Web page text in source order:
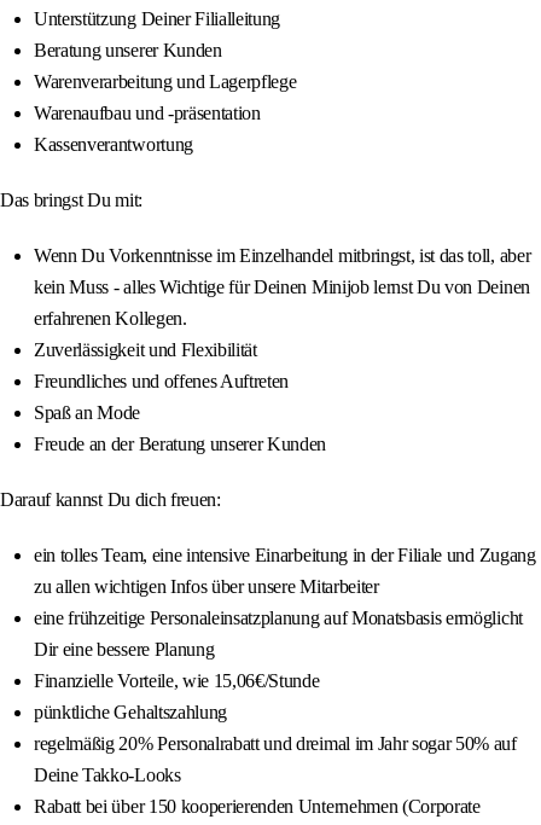
Unterstützung Deiner Filialleitung
Beratung unserer Kunden
Warenverarbeitung und Lagerpflege
Warenaufbau und -präsentation
Kassenverantwortung
Das bringst Du mit:
Wenn Du Vorkenntnisse im Einzelhandel mitbringst, ist das toll, aber
kein Muss - alles Wichtige für Deinen Minijob lernst Du von Deinen
erfahrenen Kollegen.
Zuverlässigkeit und Flexibilität
Freundliches und offenes Auftreten
Spaß an Mode
Freude an der Beratung unserer Kunden
Darauf kannst Du dich freuen:
ein tolles Team, eine intensive Einarbeitung in der Filiale und Zugang
zu allen wichtigen Infos über unsere Mitarbeiter
eine frühzeitige Personaleinsatzplanung auf Monatsbasis ermöglicht
Dir eine bessere Planung
Finanzielle Vorteile, wie 15,06€/Stunde
pünktliche Gehaltszahlung
regelmäßig 20% Personalrabatt und dreimal im Jahr sogar 50% auf
Deine Takko-Looks
Rabatt bei über 150 kooperierenden Unternehmen (Corporate